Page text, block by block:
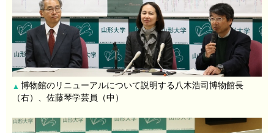
▲ 博物館のリニューアルについて説明する八木浩司博物館長
（右）、佐藤琴学芸員（中）